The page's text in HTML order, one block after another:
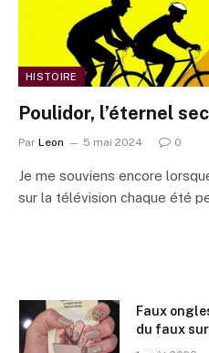
HISTOIRE
Poulidor, l’éternel
Par Leon 5 mai 2024 0
Je me souviens encore
sur la télévision chaque été
Faux
du faux